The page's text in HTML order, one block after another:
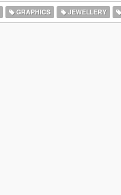
GRAPHICS JEWELLERY